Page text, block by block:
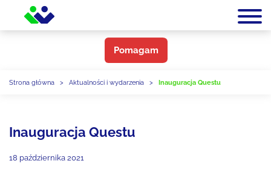
Pomagam
Strona główna > Aktualności i wydarzenia > Inauguracja Questu
Inauguracja Questu
18 października 2021